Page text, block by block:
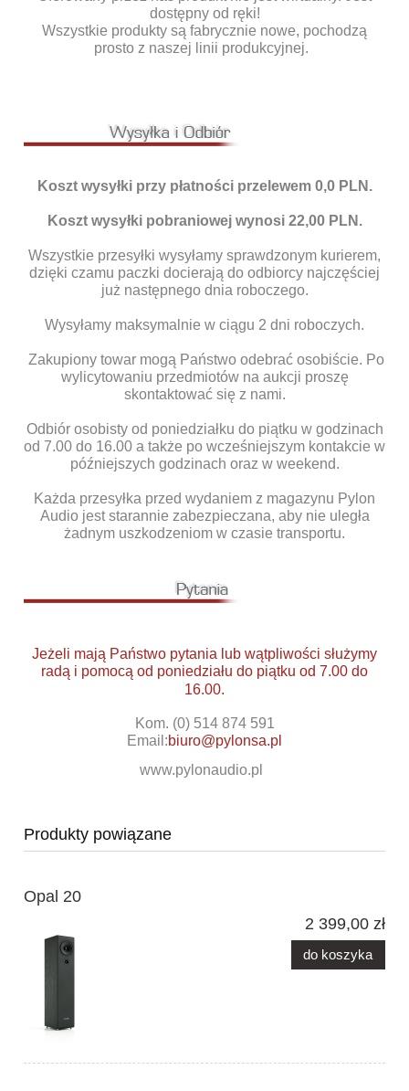
dostępny od ręki!
Wszystkie produkty są fabrycznie nowe, pochodzą
prosto z naszej linii produkcyjnej.
Koszt wysyłki przy płatności przelewem 0,0 PLN.
Koszt wysyłki pobraniowej wynosi 22,00 PLN.
Wszystkie przesyłki wysyłamy sprawdzonym kurierem,
dzięki czamu paczki docierają do odbiorcy najczęściej
już następnego dnia roboczego.
Wysyłamy maksymalnie w ciągu 2 dni roboczych.
Zakupiony towar mogą Państwo odebrać osobiście. Po
wylicytowaniu przedmiotów na aukcji proszę
skontaktować się z nami.
Odbiór osobisty od poniedziałku do piątku w godzinach
od 7.00 do 16.00 a także po wcześniejszym kontakcie w
późniejszych godzinach oraz w weekend.
Każda przesyłka przed wydaniem z magazynu Pylon
Audio jest starannie zabezpieczana, aby nie uległa
żadnym uszkodzeniom w czasie transportu.
Jeżeli mają Państwo pytania lub wątpliwości służymy
radą i pomocą od poniedziału do piątku od 7.00 do
16.00.
Kom. (0) 514 874 591
Email:biuro@pylonsa.pl
www.pylonaudio.pl
Produkty powiązane
Opal 20
2 399,00 zł
do koszyka